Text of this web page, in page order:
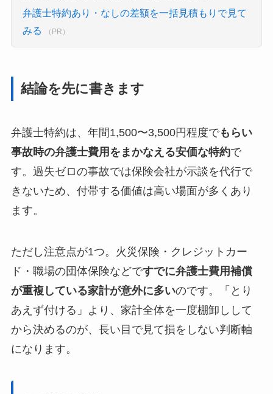
弁護士特約あり・なしの差額を一括見積もりで見て
みる
（PR）
結論を先に書きます
弁護士特約は、年間1,500〜3,500円程度でもらい
事故時の弁護士費用をまかなえる安価な特約で
す。過失ゼロの事故では保険会社が示談を代行で
きないため、付帯する価値は高い場面が多くあり
ます。
ただし注意点が1つ。火災保険・クレジットカー
ド・職場の団体保険などですでに弁護士費用補償
が重複している家計が意外に多いのです。「とり
あえず付ける」より、家計全体を一度棚卸しして
から決めるのが、長い目で見て損をしない判断軸
になります。